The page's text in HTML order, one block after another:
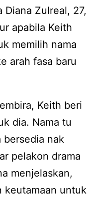
Diana Zulreal, 27,
apabila Keith
memilih nama
arah fasa baru
Keith beri
dia. Nama tu
bersedia nak
pelakon drama
menjelaskan,
keutamaan untuk